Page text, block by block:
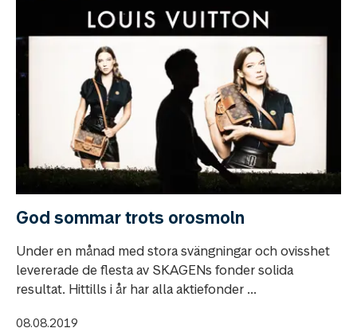
God sommar trots orosmoln
Under en månad med stora svängningar och ovisshet
levererade de flesta av SKAGENs fonder solida
resultat. Hittills i år har alla aktiefonder ...
08.08.2019